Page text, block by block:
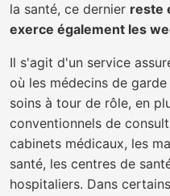
la santé, ce dernier reste
exerce également les
Il s'agit d'un service
où les médecins de
soins à tour de rôle, en
conventionnels de
cabinets médicaux, les
santé, les centres de
hospitaliers. Dans